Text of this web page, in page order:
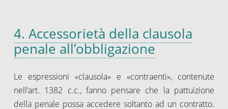
4. Accessorietà della clausola
penale all’obbligazione
Le espressioni «clausola» e «contraenti», contenute
nell’art. 1382 c.c., fanno pensare che la pattuizione
della penale possa accedere soltanto ad un contratto.